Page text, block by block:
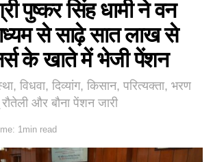
पुष्कर सिंह धामी ने वन
से साढ़े सात लाख से
के खाते में भेजी पेंशन
विधवा, दिव्यांग, किसान, परित्यक्ता, भरण
और बौना पेंशन जारी
1min read